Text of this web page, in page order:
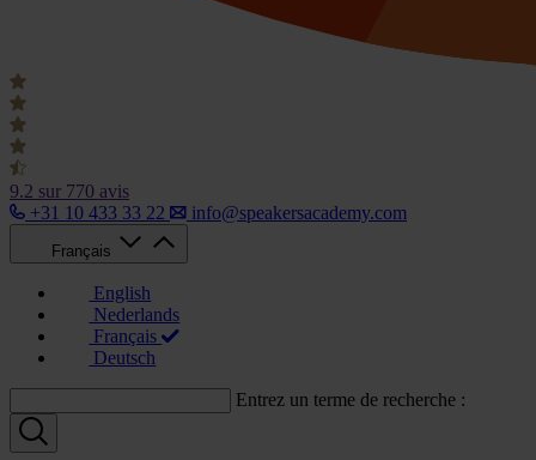
9.2 sur 770 avis
+31 10 433 33 22
info@speakersacademy.com
Français
English
Nederlands
Français
Deutsch
Entrez un terme de recherche :